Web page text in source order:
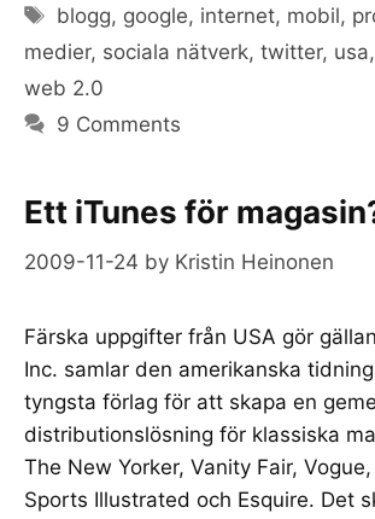
Tags
blogg, google, internet, mobil,
medier, sociala nätverk, twitter, usa,
web 2.0
9 Comments
Ett iTunes för
2009-11-24 by Kristin Heinonen
Färska uppgifter från USA gör
Inc. samlar den amerikanska
tyngsta förlag för att skapa en
distributionslösning för klassiska
The New Yorker, Vanity Fair,
Sports Illustrated och Esquire. Det